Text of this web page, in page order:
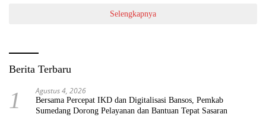
Selengkapnya
Berita Terbaru
1 Agustus 4, 2026
Bersama Percepat IKD dan Digitalisasi Bansos, Pemkab
Sumedang Dorong Pelayanan dan Bantuan Tepat Sasaran